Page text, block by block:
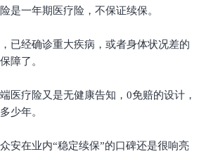
是一年期医疗险，不保证续保。
已经确诊重大疾病，或者身体状况差的
障了。
医疗险又是无健康告知，0免赔的设计，
少年。
安在业内“稳定续保”的口碑还是很响亮